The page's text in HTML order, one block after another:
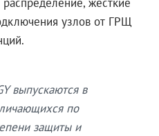
узлов от ГРЩ
выпускаются в
по
защиты и